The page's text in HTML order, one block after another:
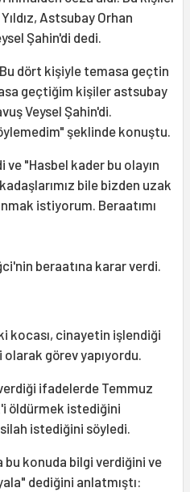
Astsubay Orhan
Şahin'di dedi.
dört kişiyle temasa geçtin
geçtiğim kişiler astsubay
Veysel Şahin'di.
şeklinde konuştu.
ve "Hasbel kader bu olayın
bile bizden uzak
istiyorum. Beraatımı
beraatına karar verdi.
kocası, cinayetin işlendiği
görev yapıyordu.
ifadelerde Temmuz
öldürmek istediğini
istediğini söyledi.
konuda bilgi verdiğini ve
dediğini anlatmıştı: